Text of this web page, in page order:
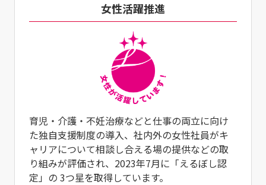
女性活躍推進
育児・介護・不妊治療などと仕事の両立に向け
た独自支援制度の導入、社内外の女性社員がキ
ャリアについて相談し合える場の提供などの取
り組みが評価され、2023年7月に「えるぼし認
定」の 3つ星を取得しています。